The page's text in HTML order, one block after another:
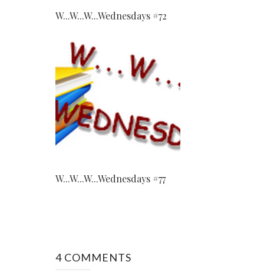
W...W...W...Wednesdays #72
W...W...W...Wednesdays #77
4 COMMENTS